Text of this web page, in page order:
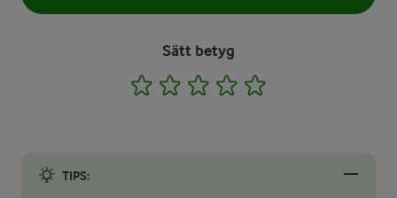
Sätt betyg
1 2 3 4
TIPS: